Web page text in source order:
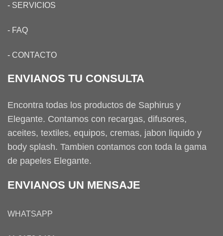
- SERVICIOS
- FAQ
- CONTACTO
ENVIANOS TU CONSULTA
Encontra todas los productos de Saphirus y
Elegante. Contamos con recargas, difusores,
aceites, textiles, equipos, cremas, jabon liquido y
body splash. Tambien contamos con toda la gama
de papeles Elegante.
ENVIANOS UN MENSAJE
WHATSAPP